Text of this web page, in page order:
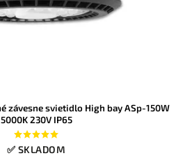
závesne svietidlo High bay ASp-150W
5000K 230V IP65
✅ SKLADOM